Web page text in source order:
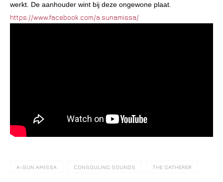
werkt. De aanhouder wint bij deze ongewone plaat.
https://www.facebook.com/a.sunamissa/
A-SUN AMISSA CONSOULING SOUNDS THE GATHERER